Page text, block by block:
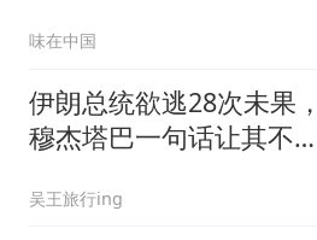
味在中国
伊朗总统欲逃28次未果，
穆杰塔巴一句话让其不敢
吴王旅行ing